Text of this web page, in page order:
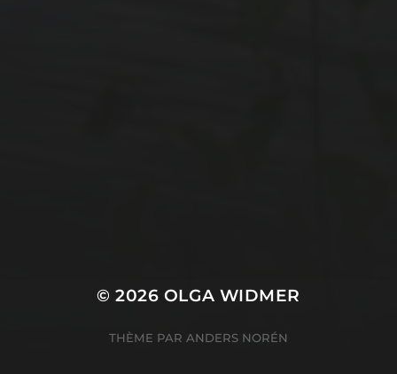
© 2026 OLGA WIDMER
THÈME PAR ANDERS NORÉN